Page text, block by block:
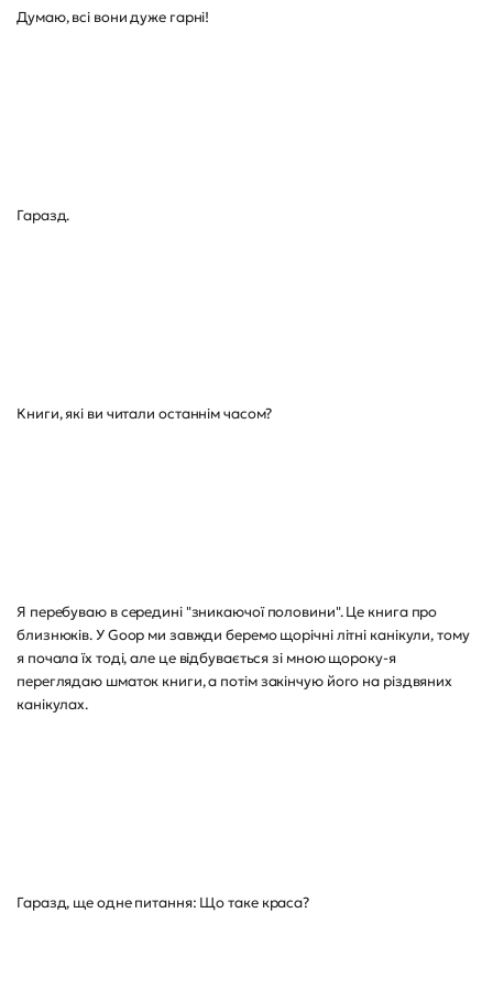
Думаю, всі вони дуже гарні!
Гаразд.
Книги, які ви читали останнім часом?
Я перебуваю в середині "зникаючої половини". Це книга про
близнюків. У Goop ми завжди беремо щорічні літні канікули, тому
я почала їх тоді, але це відбувається зі мною щороку-я
переглядаю шматок книги, а потім закінчую його на різдвяних
канікулах.
Гаразд, ще одне питання: Що таке краса?